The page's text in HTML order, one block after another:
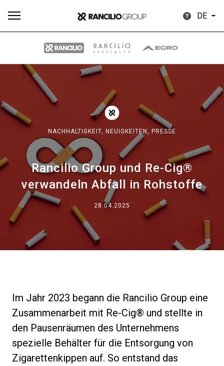
DE
NACHHALTIGKEIT, NEUIGKEITEN, PRESSE
Rancilio Group und Re-Cig®
verwandeln Abfall in Rohstoffe
28.04.2025
Im Jahr 2023 begann die Rancilio Group eine
Zusammenarbeit mit Re-Cig® und stellte in
den Pausenräumen des Unternehmens
spezielle Behälter für die Entsorgung von
Zigarettenkippen auf. So entstand das
Nachrichten Herunterladen
Our brands
Gruppe
Nachrichten
Unsere Labore
Nachhaltigkeit